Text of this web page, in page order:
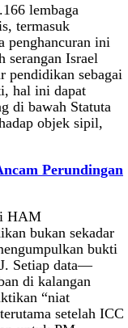
lembaga
termasuk
penghancuran ini
serangan Israel
pendidikan sebagai
hal ini dapat
di bawah Statuta
objek sipil,
Perundingan
HAM
bukan sekadar
bukti
Setiap data—
di kalangan
“niat
setelah ICC